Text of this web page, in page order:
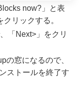
now?」と表
リックする。
「Next>」をクリ
の窓になるので、
ストールを終了す